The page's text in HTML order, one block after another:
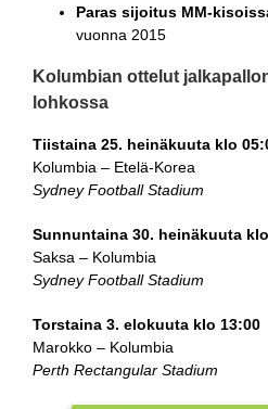
Paras sijoitus MM-
vuonna 2015
Kolumbian ottelut
lohkossa
Tiistaina 25. heinäkuuta klo
Kolumbia – Etelä-Korea
Sydney Football Stadium
Sunnuntaina 30. heinäkuuta
Saksa – Kolumbia
Sydney Football Stadium
Torstaina 3. elokuuta klo 13:00
Marokko – Kolumbia
Perth Rectangular Stadium